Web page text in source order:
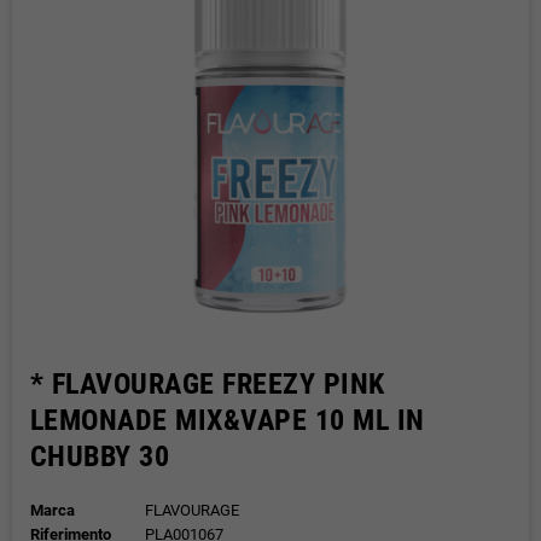
* FLAVOURAGE FREEZY PINK
LEMONADE MIX&VAPE 10 ML IN
CHUBBY 30
Marca
FLAVOURAGE
Riferimento
PLA001067